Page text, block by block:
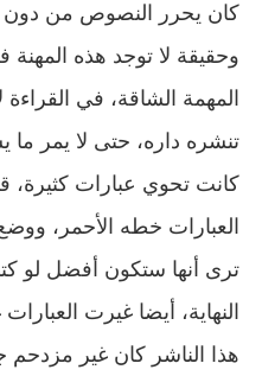
كان يحرر النصوص من دون
وحقيقة لا توجد هذه
المهمة الشاقة، في
تنشره داره، حتى لا يمر
كانت تحوي عبارات
العبارات خطه الأحمر،
ترى أنها ستكون أفضل لو
النهاية، أيضا غيرت
هذا الناشر كان غير مزدحم